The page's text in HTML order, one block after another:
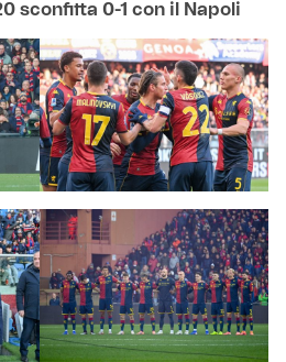
sconfitta 0-1 con il Napoli